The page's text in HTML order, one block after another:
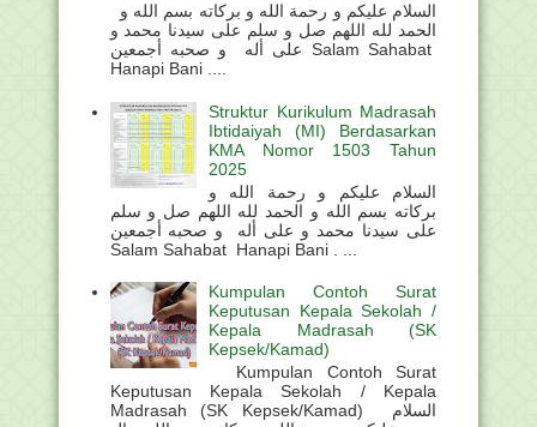
الحمد لله اللهم صل و سلم على سيدنا محمد و
على أله و صحبه أجمعين Salam Sahabat
Hanapi Bani ....
Struktur Kurikulum Madrasah
Ibtidaiyah (MI) Berdasarkan
KMA Nomor 1503 Tahun
2025
السلام عليكم و رحمة الله و
بركاته بسم الله و الحمد لله اللهم صل و سلم
على سيدنا محمد و على أله و صحبه أجمعين
Salam Sahabat Hanapi Bani . ...
Kumpulan Contoh Surat
Keputusan Kepala Sekolah /
Kepala Madrasah (SK
Kepsek/Kamad)
Kumpulan Contoh Surat
Keputusan Kepala Sekolah / Kepala
Madrasah (SK Kepsek/Kamad) السلام